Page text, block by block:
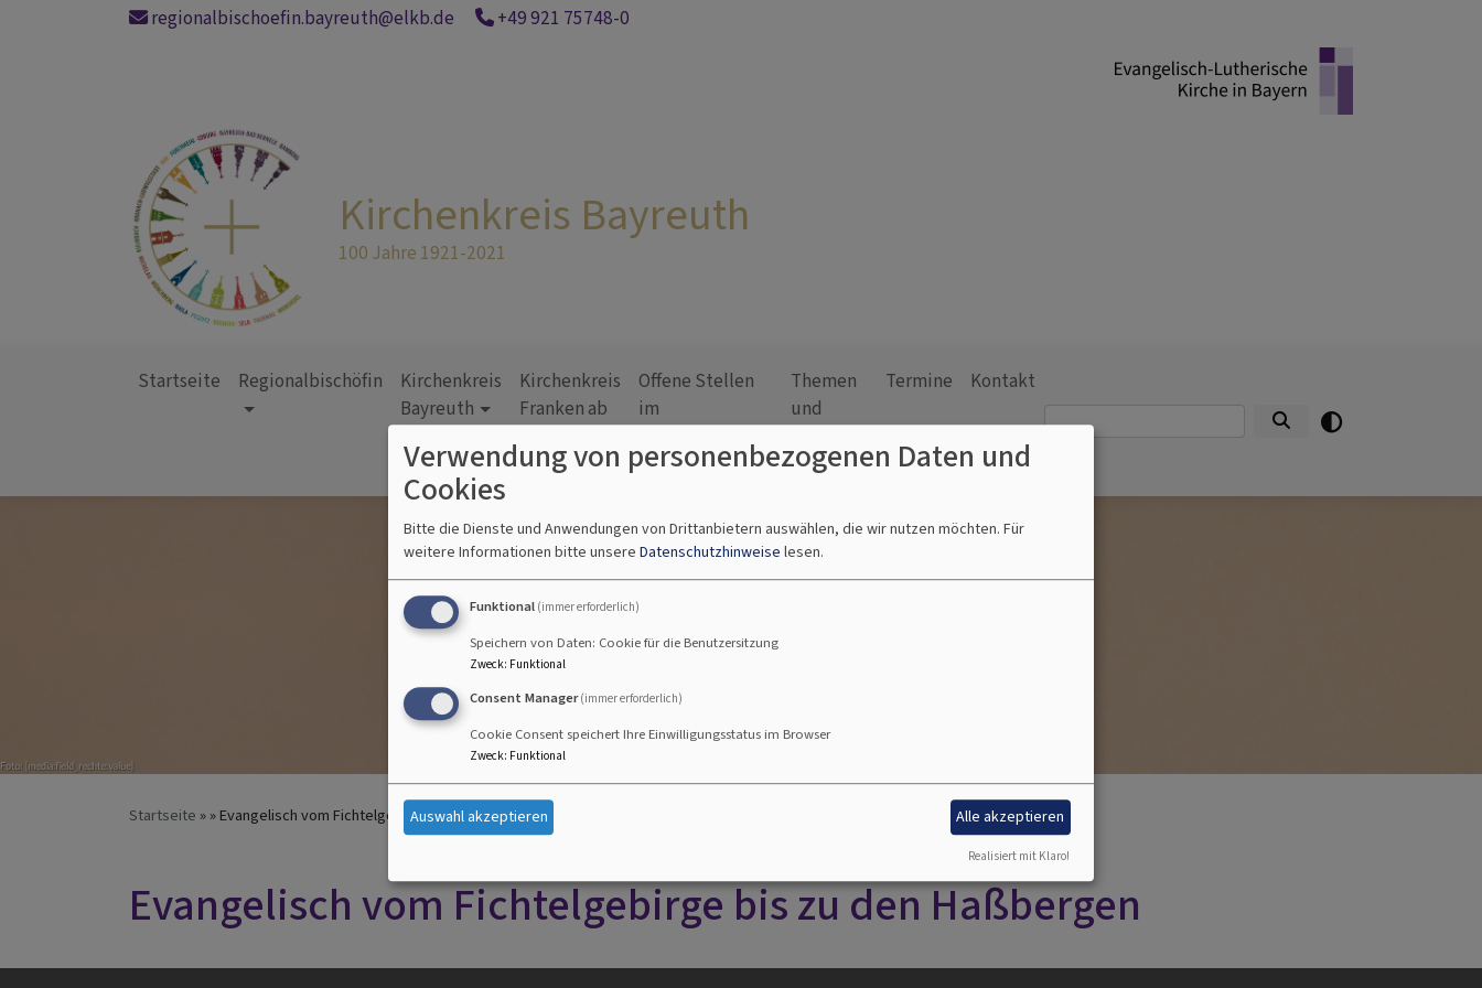
regionalbischoefin.bayreuth@elkb.de +49 921 75748-0
Kirchenkreis Bayreuth
100 Jahre 1921-2021
Startseite Regionalbischöfin
Kirchenkreis
Bayreuth
Kirchenkreis
Franken ab
Offene Stellen
im
Themen
und
Termine
Kontakt
Startseite Evangelisch vom Fichtelgebirge bis zu den Haßbergen
Evangelisch vom Fichtelgebirge bis zu den Haßbergen
Verwendung von personenbezogenen Daten und
Cookies
Bitte die Dienste und Anwendungen von Drittanbietern auswählen, die wir nutzen möchten. Für
weitere Informationen bitte unsere Datenschutzhinweise lesen.
Funktional (immer erforderlich)
Speichern von Daten: Cookie für die Benutzersitzung
Zweck: Funktional
Consent Manager (immer erforderlich)
Cookie Consent speichert Ihre Einwilligungsstatus im Browser
Zweck: Funktional
Auswahl akzeptieren Alle akzeptieren
Realisiert mit Klaro!